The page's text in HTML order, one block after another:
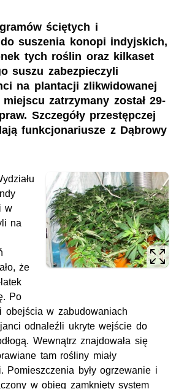
ściętych i
suszenia konopi indyjskich,
tych roślin oraz kilkaset
suszu zabezpieczyli
na plantacji zlikwidowanej
zatrzymany został 29-
Szczegóły przestępczej
funkcjonariusze z Dąbrowy
w
na
że
Po
obejścia w zabudowaniach
odnaleźli ukryte wejście do
Wewnątrz znajdowała się
tam rośliny miały
Pomieszczenia były ogrzewanie i
w obieg zamknięty system